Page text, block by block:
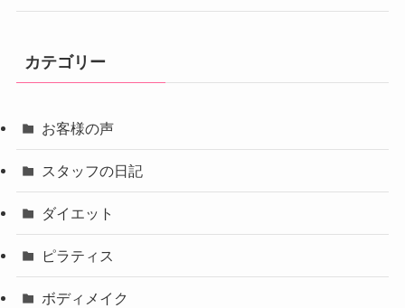
カテゴリー
お客様の声
スタッフの日記
ダイエット
ピラティス
ボディメイク